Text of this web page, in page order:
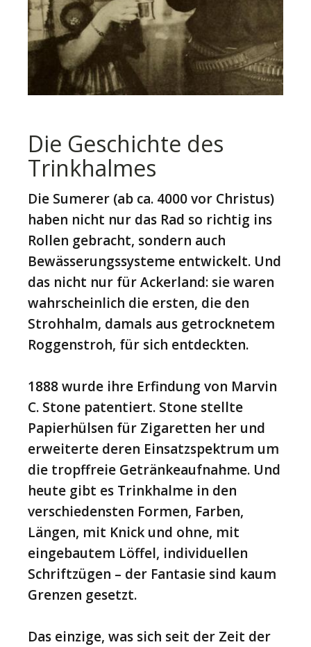
Die Geschichte des
Trinkhalmes
Die Sumerer (ab ca. 4000 vor Christus)
haben nicht nur das Rad so richtig ins
Rollen gebracht, sondern auch
Bewässerungssysteme entwickelt. Und
das nicht nur für Ackerland: sie waren
wahrscheinlich die ersten, die den
Strohhalm, damals aus getrocknetem
Roggenstroh, für sich entdeckten.
1888 wurde ihre Erfindung von Marvin
C. Stone patentiert. Stone stellte
Papierhülsen für Zigaretten her und
erweiterte deren Einsatzspektrum um
die tropffreie Getränkeaufnahme. Und
heute gibt es Trinkhalme in den
verschiedensten Formen, Farben,
Längen, mit Knick und ohne, mit
eingebautem Löffel, individuellen
Schriftzügen – der Fantasie sind kaum
Grenzen gesetzt.
Das einzige, was sich seit der Zeit der